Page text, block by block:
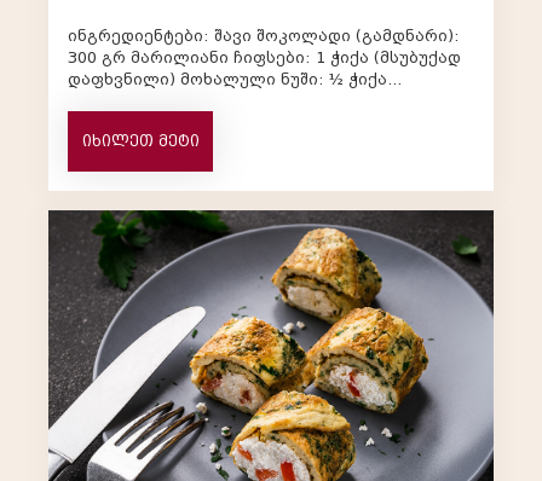
ინგრედიენტები: შავი შოკოლადი (გამდნარი):
300 გრ მარილიანი ჩიფსები: 1 ჭიქა (მსუბუქად
დაფხვნილი) მოხალული ნუში: ½ ჭიქა
იხილეთ მეტი